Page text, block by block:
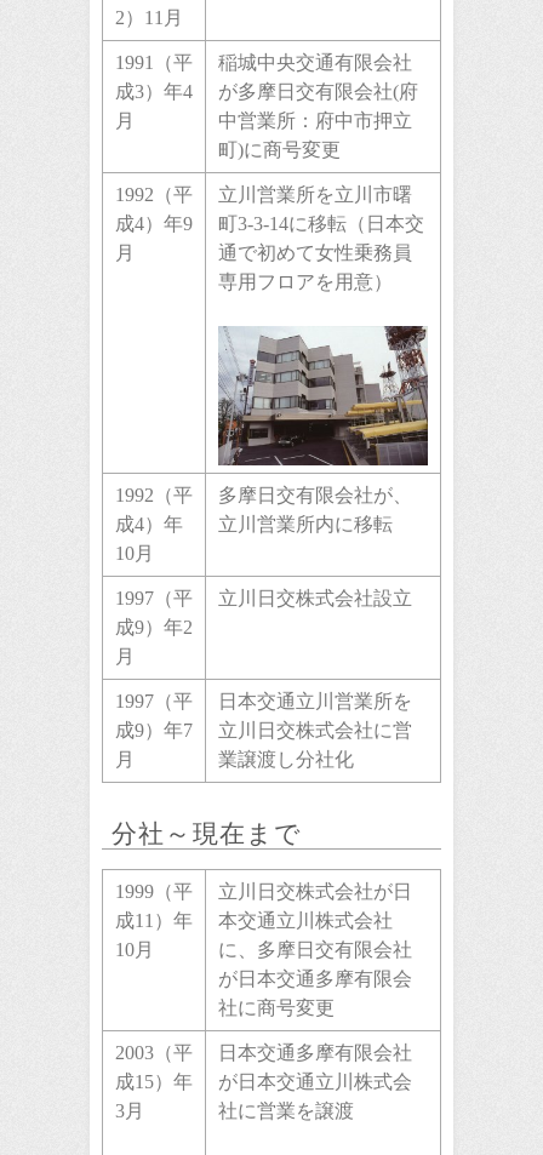
2）11月
1991（平
成3）年4
月
稲城中央交通有限会社
が多摩日交有限会社(府
中営業所：府中市押立
町)に商号変更
1992（平
成4）年9
月
立川営業所を立川市曙
町3-3-14に移転（日本交
通で初めて女性乗務員
専用フロアを用意）
1992（平
成4）年
10月
多摩日交有限会社が、
立川営業所内に移転
1997（平
成9）年2
月
立川日交株式会社設立
1997（平
成9）年7
月
日本交通立川営業所を
立川日交株式会社に営
業譲渡し分社化
分社～現在まで
1999（平
成11）年
10月
立川日交株式会社が日
本交通立川株式会社
に、多摩日交有限会社
が日本交通多摩有限会
社に商号変更
2003（平
成15）年
3月
日本交通多摩有限会社
が日本交通立川株式会
社に営業を譲渡